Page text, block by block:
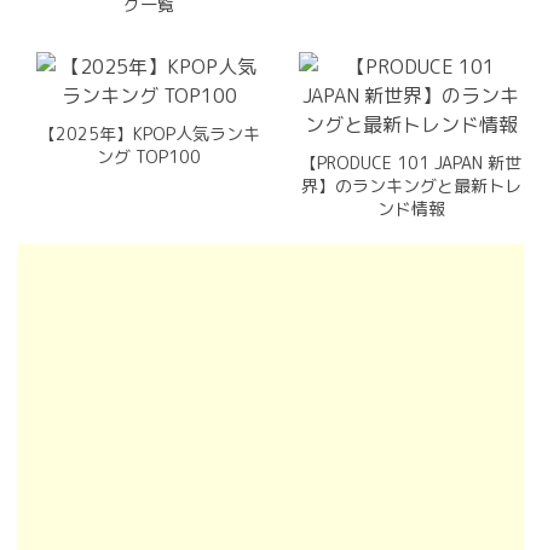
【2025年】KPOP人気ランキ
ング TOP100
【PRODUCE 101 JAPAN 新世
界】のランキングと最新トレ
ンド情報